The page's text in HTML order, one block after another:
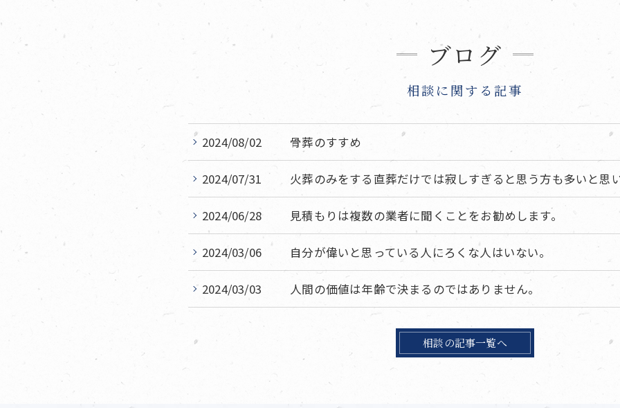
ブログ
相談に関する記事
2024/08/02 骨葬のすすめ
2024/07/31 火葬のみをする直葬だけでは寂しすぎると思う方も多いと思
2024/06/28 見積もりは複数の業者に聞くことをお勧めします。
2024/03/06 自分が偉いと思っている人にろくな人はいない。
2024/03/03 人間の価値は年齢で決まるのではありません。
相談の記事一覧へ